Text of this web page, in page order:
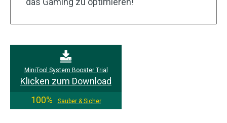
MiniTool System Booster Trial
Klicken zum Download
100%
Sauber & Sicher